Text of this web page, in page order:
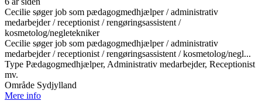
Cecilie søger job som pædagogmedhjælper / administrativ
medarbejder / receptionist / rengøringsassistent /
kosmetolog/negletekniker
Cecilie søger job som pædagogmedhjælper / administrativ
medarbejder / receptionist / rengøringsassistent / kosmetolog/negl...
Type Pædagogmedhjælper, Administrativ medarbejder, Receptionist
mv.
Område Sydjylland
Mere info